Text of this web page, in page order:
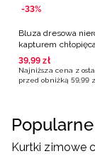
-33%
Bluza dresowa
kapturem
czerwona
39,99 zł
Najniższa cena z
przed obniżką 59,99
Kurtki zimowe